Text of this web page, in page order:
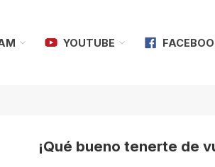
YOUTUBE
¡Qué bueno tenerte de